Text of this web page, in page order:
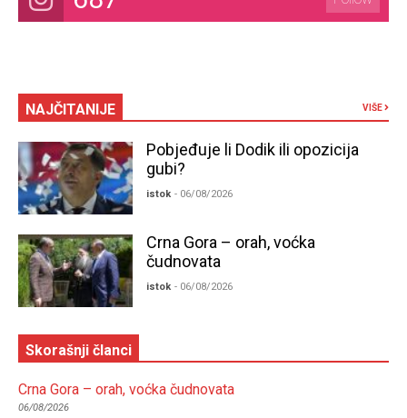
NAJČITANIJE VIŠE
Pobjeđuje li Dodik ili opozicija
gubi?
istok - 06/08/2026
Crna Gora – orah, voćka
čudnovata
istok - 06/08/2026
Skorašnji članci
Crna Gora – orah, voćka čudnovata
06/08/2026